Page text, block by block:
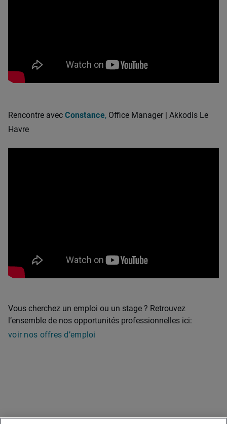
Rencontre avec Constance, Office Manager | Akkodis Le
Havre
Vous cherchez un emploi ou un stage ? Retrouvez
l’ensemble de nos opportunités professionnelles ici:
voir nos offres d’emploi